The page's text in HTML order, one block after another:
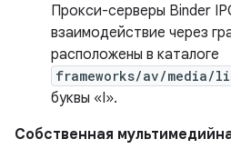
Прокси-серверы Binder
взаимодействие через
расположены в каталоге
frameworks/av/media/
буквы «I».
Собственная